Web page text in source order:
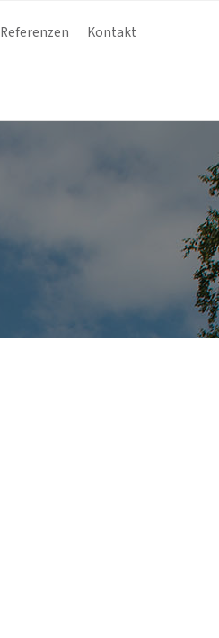
Referenzen Kontakt